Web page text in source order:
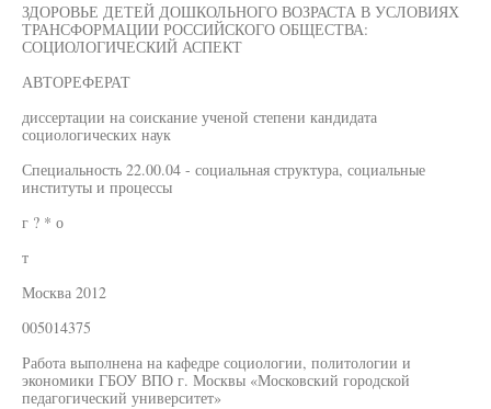
ЗДОРОВЬЕ ДЕТЕЙ ДОШКОЛЬНОГО ВОЗРАСТА В УСЛОВИЯХ
ТРАНСФОРМАЦИИ РОССИЙСКОГО ОБЩЕСТВА:
СОЦИОЛОГИЧЕСКИЙ АСПЕКТ
АВТОРЕФЕРАТ
диссертации на соискание ученой степени кандидата
социологических наук
Специальность 22.00.04 - социальная структура, социальные
институты и процессы
г ? * о
т
Москва 2012
005014375
Работа выполнена на кафедре социологии, политологии и
экономики ГБОУ ВПО г. Москвы «Московский городской
педагогический университет»